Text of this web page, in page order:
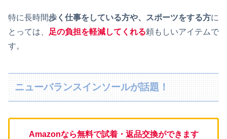
特に長時間歩く仕事をしている方や、スポーツをする方に
とっては、
足の負担を軽減してくれる頼もしいアイテムで
す。
ニューバランスインソールが話題！
Amazonなら無料で試着・返品交換ができます